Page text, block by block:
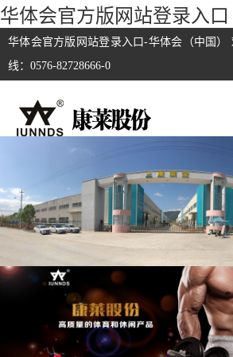
华体会官方版网站登录入口
华体会官方版网站登录入口-华体会（中国）
线：0576-82728666-0